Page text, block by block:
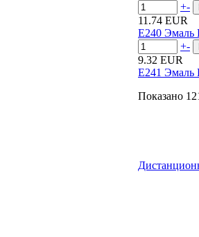
+-
11.74 EUR
E240 Эмаль
+-
9.32 EUR
E241 Эмаль
Показано